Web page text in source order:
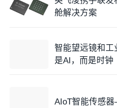
舱解决方案
智能望远镜和工
是AI，而是时钟
AIoT智能传感